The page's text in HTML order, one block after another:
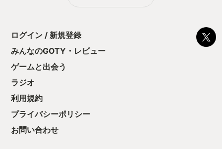
続いているので継続できている。 また、”好みの声のトレーナー
こと”もモチベーション維持に貢献している。 ちょっとだけ残念
な点は、正しいフォームや具体的な体の使い方などの詳細な説
明をもっとゲーム内に収録して欲しかったこと。ゲーム内の説
明だけでは細かいところの説明が足りず、結局youtubeで公開
ォームを理解できた。なので、本当に最初の頃は良いが、ある
違っていないか」「具体的にどこを意識して動かすともっと効
果的になるのか」といったもう少しちゃんとやりたい人向けの
説明コンテンツも入っていれば嬉しかった。 これまで続けてみ
ログイン / 新規登録
みんなのGOTY・レビュー
ゲームと出会う
ラジオ
利用規約
プライバシーポリシー
お問い合わせ